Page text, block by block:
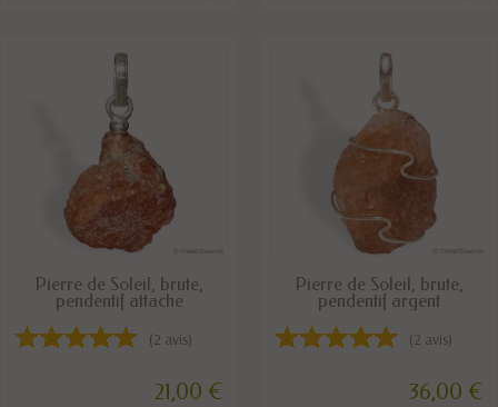
DISPONIBLE
Pierre de Soleil, brute,
pendentif attache
(2 avis)
21,00 €
DISPONIBLE
Pierre de Soleil, brute,
pendentif argent
(2 avis)
36,00 €